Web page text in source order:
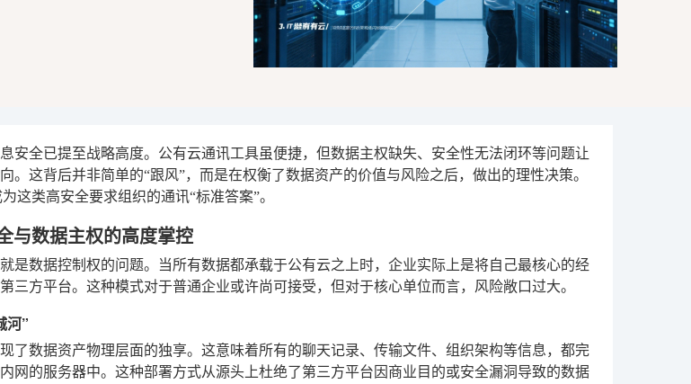
安全已提至战略高度。公有云通讯工具虽便捷，但数据主权缺失、安全性无法闭环等问题让
。这背后并非简单的“跟风”，而是在权衡了数据资产的价值与风险之后，做出的理性决策。
这类高安全要求组织的通讯“标准答案”。
与数据主权的高度掌控
是数据控制权的问题。当所有数据都承载于公有云之上时，企业实际上是将自己最核心的经
三方平台。这种模式对于普通企业或许尚可接受，但对于核心单位而言，风险敞口过大。
河”
了数据资产物理层面的独享。这意味着所有的聊天记录、传输文件、组织架构等信息，都完
网的服务器中。这种部署方式从源头上杜绝了第三方平台因商业目的或安全漏洞导致的数据